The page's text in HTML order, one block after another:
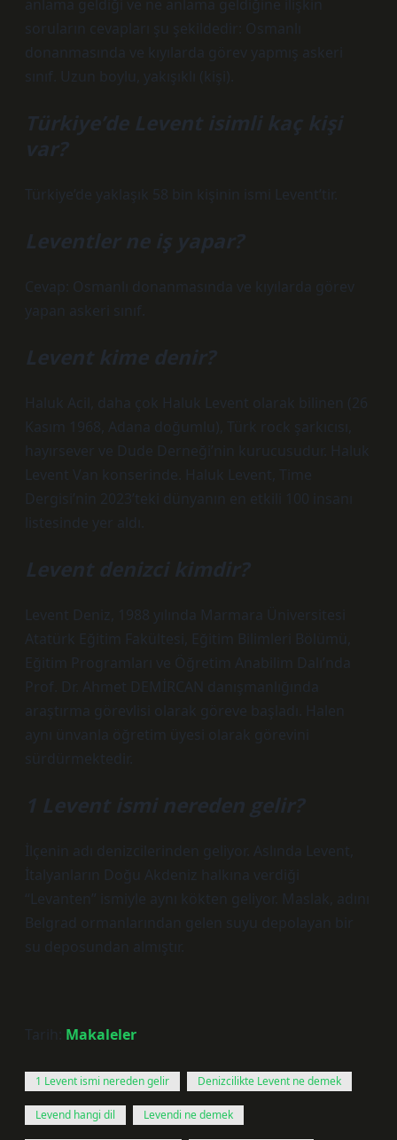
anlama geldiği ve ne anlama geldiğine ilişkin
soruların cevapları şu şekildedir: Osmanlı
donanmasında ve kıyılarda görev yapmış askeri
sınıf. Uzun boylu, yakışıklı (kişi).
Türkiye’de Levent isimli kaç kişi
var?
Türkiye’de yaklaşık 58 bin kişinin ismi Levent’tir.
Leventler ne iş yapar?
Cevap: Osmanlı donanmasında ve kıyılarda görev
yapan askeri sınıf.
Levent kime denir?
Haluk Acil, daha çok Haluk Levent olarak bilinen (26
Kasım 1968, Adana doğumlu), Türk rock şarkıcısı,
hayırsever ve Dude Derneği’nin kurucusudur. Haluk
Levent Van konserinde. Haluk Levent, Time
Dergisi’nin 2023’teki dünyanın en etkili 100 insanı
listesinde yer aldı.
Levent denizci kimdir?
Levent Deniz, 1988 yılında Marmara Üniversitesi
Atatürk Eğitim Fakültesi, Eğitim Bilimleri Bölümü,
Eğitim Programları ve Öğretim Anabilim Dalı’nda
Prof. Dr. Ahmet DEMİRCAN danışmanlığında
araştırma görevlisi olarak göreve başladı. Halen
aynı ünvanla öğretim üyesi olarak görevini
sürdürmektedir.
1 Levent ismi nereden gelir?
İlçenin adı denizcilerinden geliyor. Aslında Levent,
İtalyanların Doğu Akdeniz halkına verdiği
“Levanten” ismiyle aynı kökten geliyor. Maslak, adını
Belgrad ormanlarından gelen suyu depolayan bir
su deposundan almıştır.
Tarih: Makaleler
1 Levent ismi nereden gelir Denizcilikte Levent ne demek
Levend hangi dil Levendi ne demek